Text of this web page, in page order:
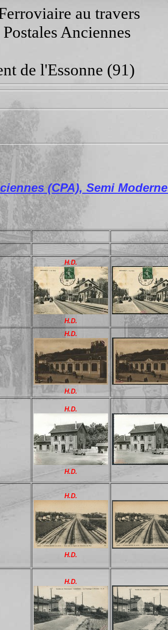
au travers
Anciennes
de l'Essonne (91)
(CPA), Semi
H.D.
H.D.
H.D.
H.D.
H.D.
H.D.
H.D.
H.D.
H.D.